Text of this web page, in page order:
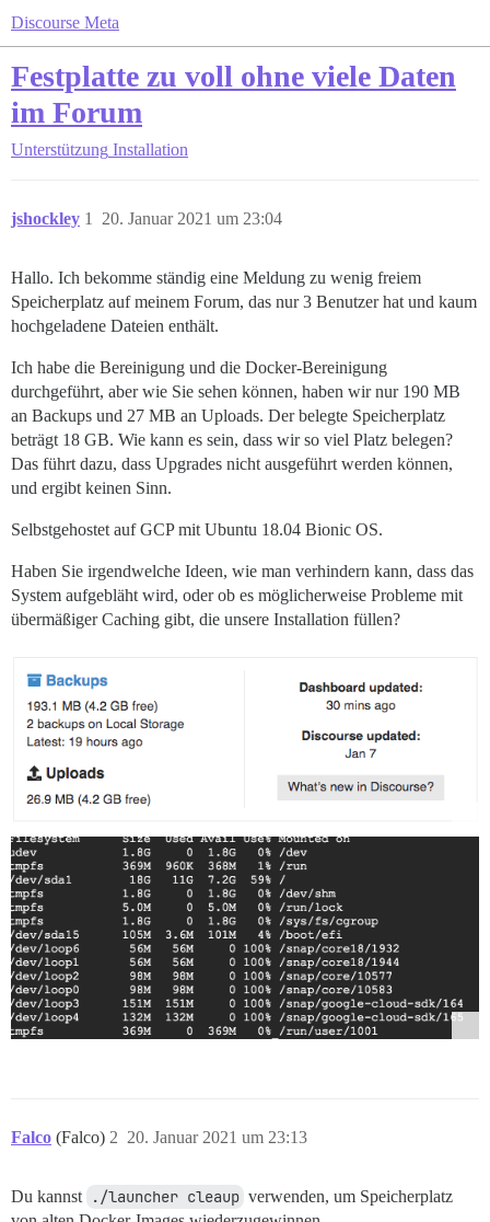
Discourse Meta
Festplatte zu voll ohne viele Daten
im Forum
Unterstützung Installation
jshockley 20. Januar 2021 um 23:04
1
Hallo. Ich bekomme ständig eine Meldung zu wenig freiem
Speicherplatz auf meinem Forum, das nur 3 Benutzer hat und kaum
hochgeladene Dateien enthält.
Ich habe die Bereinigung und die Docker-Bereinigung
durchgeführt, aber wie Sie sehen können, haben wir nur 190 MB
an Backups und 27 MB an Uploads. Der belegte Speicherplatz
beträgt 18 GB. Wie kann es sein, dass wir so viel Platz belegen?
Das führt dazu, dass Upgrades nicht ausgeführt werden können,
und ergibt keinen Sinn.
Selbstgehostet auf GCP mit Ubuntu 18.04 Bionic OS.
Haben Sie irgendwelche Ideen, wie man verhindern kann, dass das
System aufgebläht wird, oder ob es möglicherweise Probleme mit
übermäßiger Caching gibt, die unsere Installation füllen?
Falco (Falco) 20. Januar 2021 um 23:13
2
Du kannst ./launcher cleaup verwenden, um Speicherplatz